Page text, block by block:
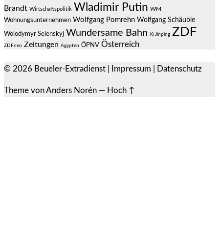
Brandt Wirtschaftspolitik Wladimir Putin WM
Wohnungsunternehmen Wolfgang Pomrehn Wolfgang Schäuble
Wolodymyr Selenskyj Wundersame Bahn Xi Jinping ZDF
ZDFneo Zeitungen Ägypten ÖPNV Österreich
© 2026 Beueler-Extradienst Impressum Datenschutz
Theme vonAnders Norén — Hoch ↑